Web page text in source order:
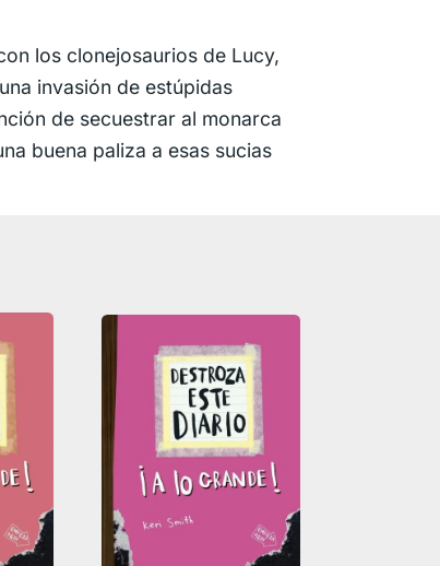
los clonejosaurios de Lucy,
invasión de estúpidas
de secuestrar al monarca
buena paliza a esas sucias